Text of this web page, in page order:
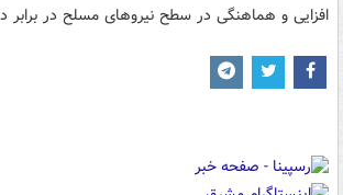
افزایی و هماهنگی در سطح نیروهای مسلح در برابر